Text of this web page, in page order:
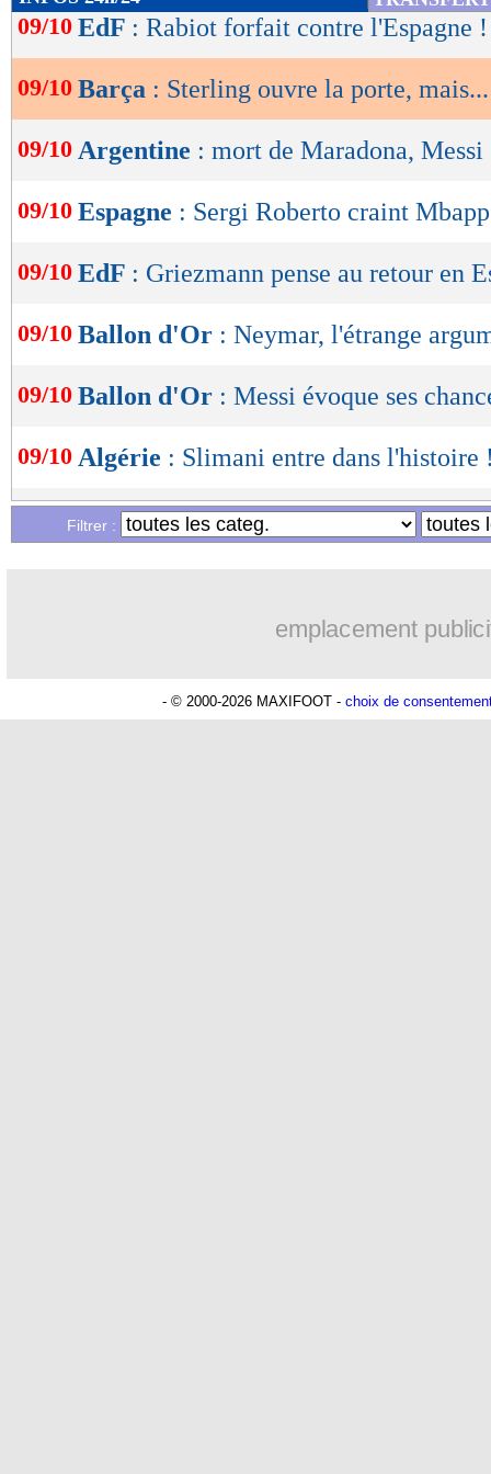
de
OK
09/10 EdF : Rabiot forfait contre l'Espagne !
09/10 Barça : Sterling ouvre la porte, mais...
09/10 Argentine : mort de Maradona,
09/10 Espagne : Sergi Roberto craint
09/10 EdF : Griezmann pense au retour en
09/10 Ballon d'Or : Neymar, l'étrange
09/10 Ballon d'Or : Messi évoque ses
09/10 Algérie : Slimani entre dans l'histoire
Liste des brèves du ven. 8 octobre
Filtrer :
emplacement
- © 2000-2026 MAXIFOOT - choix de